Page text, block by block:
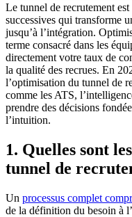
Le tunnel de recrutement
successives qui transforme
jusqu’à l’intégration.
terme consacré dans les
directement votre taux de
la qualité des recrues. En
l’optimisation du tunnel de
comme les ATS,
prendre des décisions
l’intuition.
1. Quelles sont
tunnel de
Un processus complet
de la définition du besoin à